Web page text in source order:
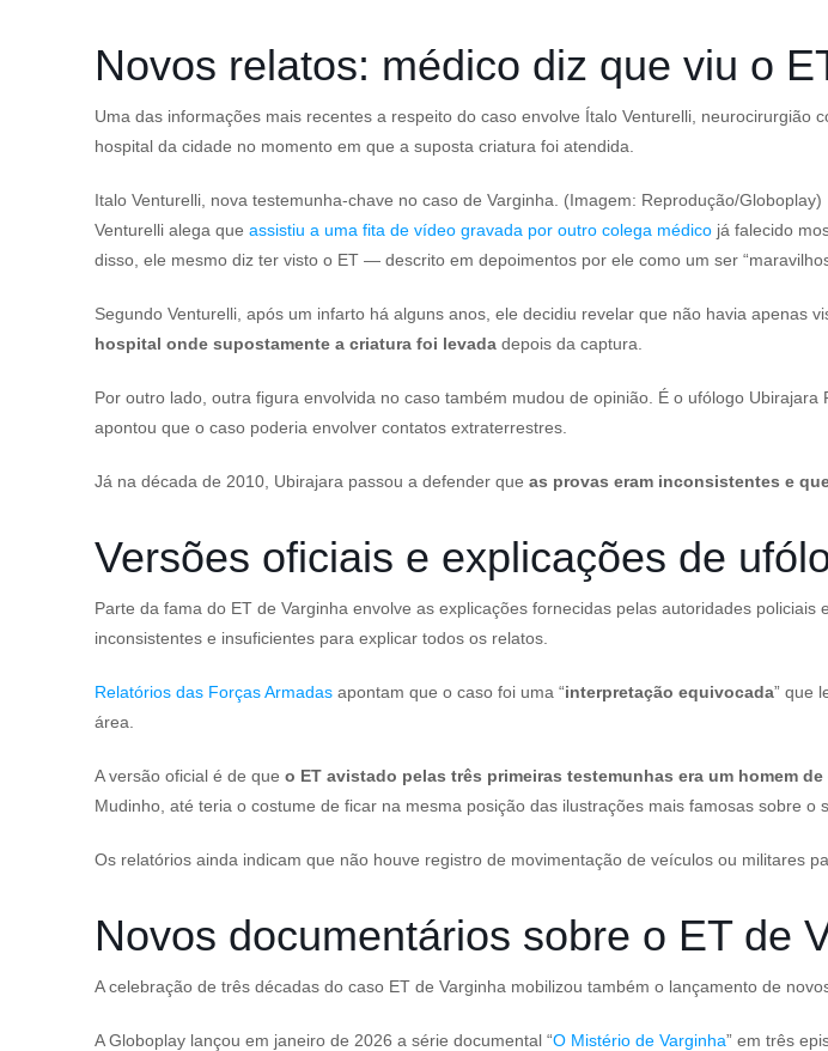
Novos relatos: médico diz que viu o
Uma das informações mais recentes a respeito do caso envolve Ítalo Venturelli,
hospital da cidade no momento em que a suposta criatura foi atendida.
Italo Venturelli, nova testemunha-chave no caso de Varginha. (Imagem: Reprodução/Globoplay)
Venturelli alega que assistiu a uma fita de vídeo gravada por outro colega médico já falecido
disso, ele mesmo diz ter visto o ET — descrito em depoimentos por ele como um ser
Segundo Venturelli, após um infarto há alguns anos, ele decidiu revelar que não havia apenas
hospital onde supostamente a criatura foi levada depois da captura.
Por outro lado, outra figura envolvida no caso também mudou de opinião. É o ufólogo
apontou que o caso poderia envolver contatos extraterrestres.
Já na década de 2010, Ubirajara passou a defender que as provas eram inconsistentes e
Versões oficiais e explicações de
Parte da fama do ET de Varginha envolve as explicações fornecidas pelas autoridades
inconsistentes e insuficientes para explicar todos os relatos.
Relatórios das Forças Armadas apontam que o caso foi uma “interpretação equivocada” que
área.
A versão oficial é de que o ET avistado pelas três primeiras testemunhas era um homem
Mudinho, até teria o costume de ficar na mesma posição das ilustrações mais famosas sobre o
Os relatórios ainda indicam que não houve registro de movimentação de veículos ou militares
Novos documentários sobre o ET de
A celebração de três décadas do caso ET de Varginha mobilizou também o lançamento de
A Globoplay lançou em janeiro de 2026 a série documental “O Mistério de Varginha” em três